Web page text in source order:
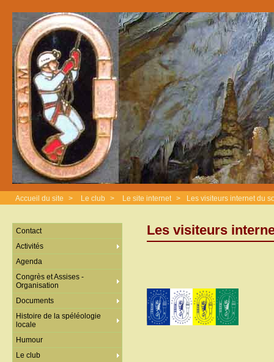
Accueil du site > Le club > Le site internet > Les visiteurs internet du
Les visiteurs
Contact
Activités
Agenda
Congrès et Assises -
Organisation
Documents
Histoire de la spéléologie
locale
Humour
Le club